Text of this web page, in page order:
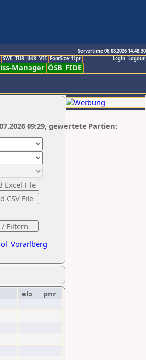
Servertime 06.08.2026 14:48:30
Logout
Login
SWE TUR UKR VIE FontSize:11pt
Manager ÖSB FIDE
Vorarlberg
09:29, gewertete Partien:
elo
pnr